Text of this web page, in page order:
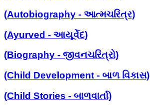
(Autobiography - આત્મચરિત્ર)
(Ayurved - આયૂર્વેદ)
(Biography - જીવનચરિત્રો)
(Child Development - બાળ વિકાસ)
(Child Stories - બાળવાર્તા)